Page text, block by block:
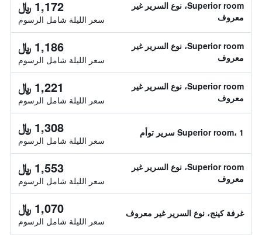
Superior room، نوع السرير غير
معروف
1,172 ﷼
سعر الليلة شامل الرسوم
Superior room، نوع السرير غير
معروف
1,186 ﷼
سعر الليلة شامل الرسوم
Superior room، نوع السرير غير
معروف
1,221 ﷼
سعر الليلة شامل الرسوم
Superior room، 1 سرير توأم 1,308 ﷼
سعر الليلة شامل الرسوم
Superior room، نوع السرير غير
معروف
1,553 ﷼
سعر الليلة شامل الرسوم
غرفة كينج، نوع السرير غير معروف 1,070 ﷼
سعر الليلة شامل الرسوم